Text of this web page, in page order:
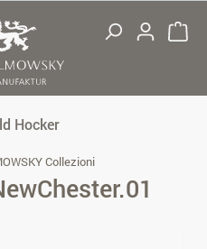
Hocker
Collezioni